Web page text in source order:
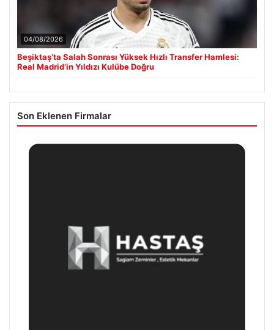
04/08/2026
Beşiktaş’ta Salah Sonrası Yüksek Hızlı Transfer Hamlesi:
Real Madrid’in Yıldızı Kulübe Doğru
Son Eklenen Firmalar